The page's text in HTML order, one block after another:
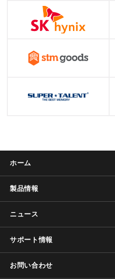
ホーム
製品情報
ニュース
サポート情報
お問い合わせ